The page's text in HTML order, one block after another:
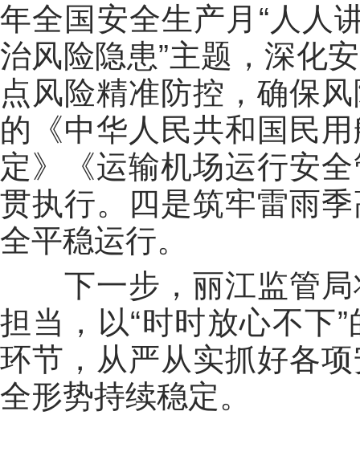
年全国安全生产月“人
治风险隐患”主题，深化
点风险精准防控，确保
的《中华人民共和国民
定》《运输机场运行安
贯执行。四是筑牢雷雨
全平稳运行。
下一步，丽江监管
担当，以“时时放心不下
环节，从严从实抓好各
全形势持续稳定。